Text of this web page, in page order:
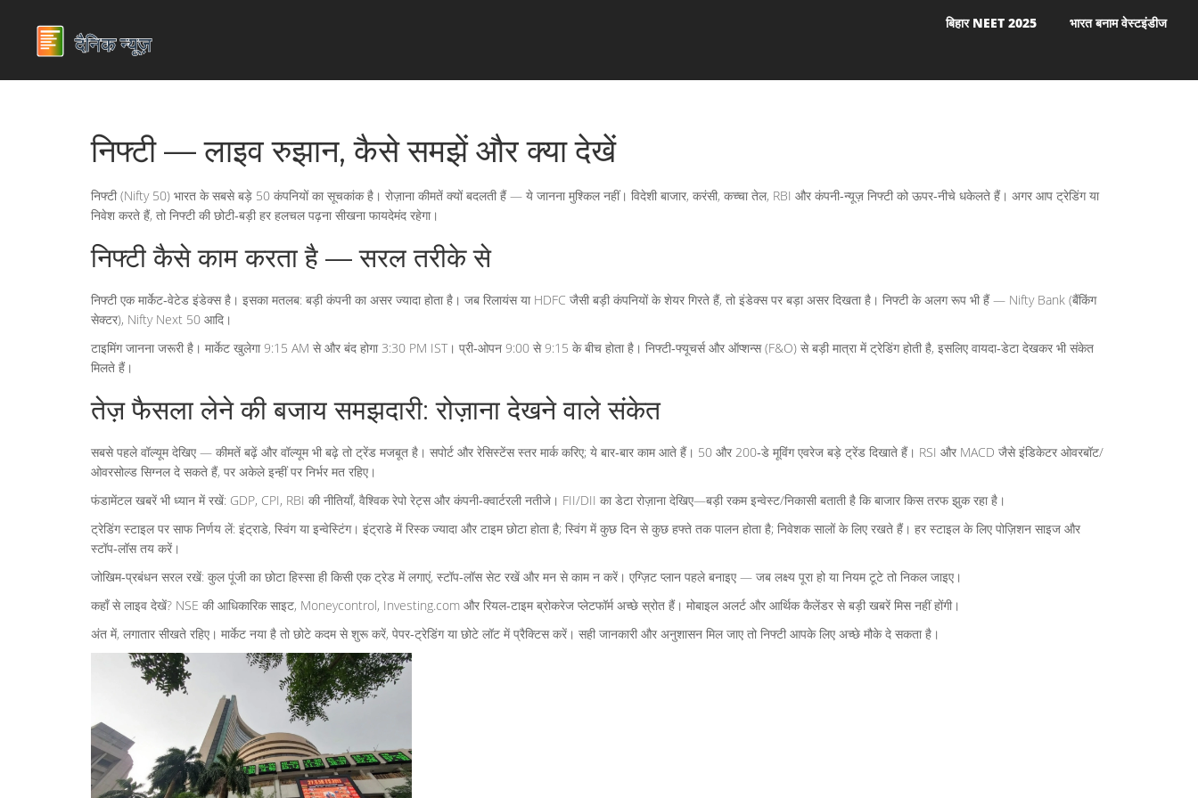
बिहार NEET 2025 भारत बनाम वेस्टइंडीज
निफ्टी — लाइव रुझान, कैसे समझें और क्या देखें
निफ्टी (Nifty 50) भारत के सबसे बड़े 50 कंपनियों का सूचकांक है। रोज़ाना कीमतें क्यों बदलती हैं — ये जानना मुश्किल नहीं। विदेशी बाजार, करंसी, कच्चा तेल, RBI और कंपनी‑न्यूज़ निफ्टी को ऊपर‑नीचे धकेलते हैं। अगर आप ट्रेडिंग या
निवेश करते हैं, तो निफ्टी की छोटी‑बड़ी हर हलचल पढ़ना सीखना फायदेमंद रहेगा।
निफ्टी कैसे काम करता है — सरल तरीके से
निफ्टी एक मार्केट‑वेटेड इंडेक्स है। इसका मतलब: बड़ी कंपनी का असर ज्यादा होता है। जब रिलायंस या HDFC जैसी बड़ी कंपनियों के शेयर गिरते हैं, तो इंडेक्स पर बड़ा असर दिखता है। निफ्टी के अलग रूप भी हैं — Nifty Bank (बैंकिंग
सेक्टर), Nifty Next 50 आदि।
टाइमिंग जानना जरूरी है। मार्केट खुलेगा 9:15 AM से और बंद होगा 3:30 PM IST। प्री‑ओपन 9:00 से 9:15 के बीच होता है। निफ्टी‑फ्यूचर्स और ऑप्शन्स (F&O) से बड़ी मात्रा में ट्रेडिंग होती है, इसलिए वायदा‑डेटा देखकर भी संकेत
मिलते हैं।
तेज़ फैसला लेने की बजाय समझदारी: रोज़ाना देखने वाले संकेत
सबसे पहले वॉल्यूम देखिए — कीमतें बढ़ें और वॉल्यूम भी बढ़े तो ट्रेंड मजबूत है। सपोर्ट और रेसिस्टेंस स्तर मार्क करिए; ये बार‑बार काम आते हैं। 50 और 200‑डे मूविंग एवरेज बड़े ट्रेंड दिखाते हैं। RSI और MACD जैसे इंडिकेटर ओवरबॉट/
ओवरसोल्ड सिग्नल दे सकते हैं, पर अकेले इन्हीं पर निर्भर मत रहिए।
फंडामेंटल खबरें भी ध्यान में रखें: GDP, CPI, RBI की नीतियाँ, वैश्विक रेपो रेट्स और कंपनी‑क्वार्टरली नतीजे। FII/DII का डेटा रोज़ाना देखिए—बड़ी रकम इन्वेस्ट/निकासी बताती है कि बाजार किस तरफ झुक रहा है।
ट्रेडिंग स्टाइल पर साफ निर्णय लें: इंट्राडे, स्विंग या इन्वेस्टिंग। इंट्राडे में रिस्क ज्यादा और टाइम छोटा होता है; स्विंग में कुछ दिन से कुछ हफ्ते तक पालन होता है; निवेशक सालों के लिए रखते हैं। हर स्टाइल के लिए पोज़िशन साइज और
स्टॉप‑लॉस तय करें।
जोखिम‑प्रबंधन सरल रखें: कुल पूंजी का छोटा हिस्सा ही किसी एक ट्रेड में लगाएं, स्टॉप‑लॉस सेट रखें और मन से काम न करें। एग्ज़िट प्लान पहले बनाइए — जब लक्ष्य पूरा हो या नियम टूटे तो निकल जाइए।
कहाँ से लाइव देखें? NSE की आधिकारिक साइट, Moneycontrol, Investing.com और रियल‑टाइम ब्रोकरेज प्लेटफॉर्म अच्छे स्रोत हैं। मोबाइल अलर्ट और आर्थिक कैलेंडर से बड़ी खबरें मिस नहीं होंगी।
अंत में, लगातार सीखते रहिए। मार्केट नया है तो छोटे कदम से शुरू करें, पेपर‑ट्रेडिंग या छोटे लॉट में प्रैक्टिस करें। सही जानकारी और अनुशासन मिल जाए तो निफ्टी आपके लिए अच्छे मौके दे सकता है।